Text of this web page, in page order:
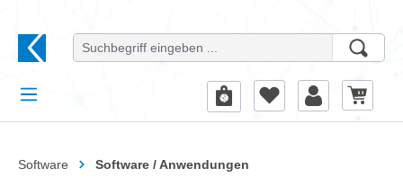
Software Software / Anwendungen